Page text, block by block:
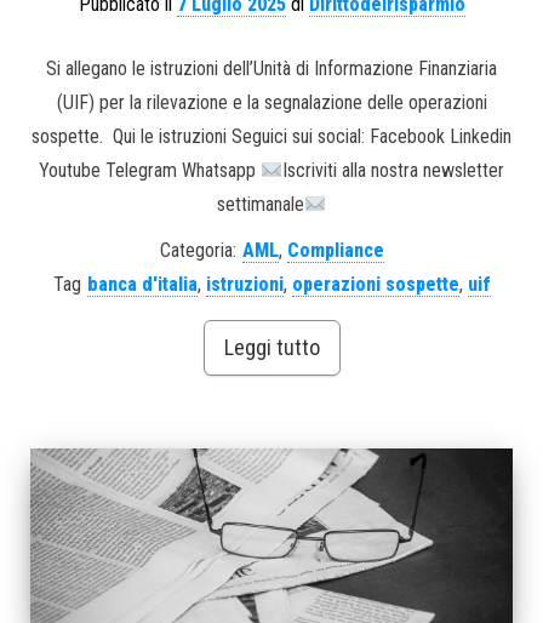
Si allegano le istruzioni dell’Unità di Informazione Finanziaria
(UIF) per la rilevazione e la segnalazione delle operazioni
sospette. Qui le istruzioni Seguici sui social: Facebook Linkedin
Youtube Telegram Whatsapp
Iscriviti alla nostra newsletter
settimanale
Categoria: AML, Compliance
Tag banca d'italia, istruzioni, operazioni sospette, uif
Leggi tutto